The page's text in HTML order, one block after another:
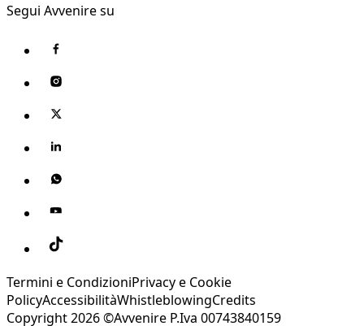
Segui Avvenire su
Termini e CondizioniPrivacy e Cookie
PolicyAccessibilitàWhistleblowingCredits
Copyright 2026 ©Avvenire P.Iva 00743840159